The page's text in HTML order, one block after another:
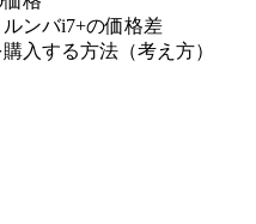
ルンバi7+の価格差
入する方法（考え方）